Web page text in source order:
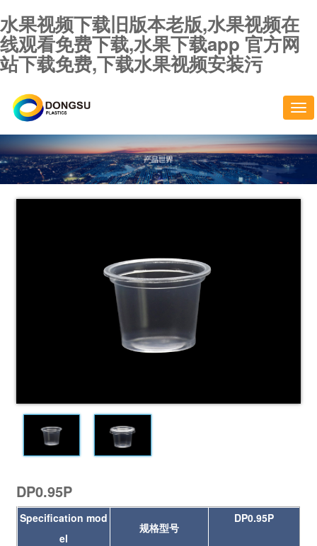
水果视频下载旧版本老版,水果视频在
线观看免费下载,水果下载app 官方网
站下载免费,下载水果视频安装污
切
导
航
DP0.95P
Specification mod
el
规格型号
DP0.95P